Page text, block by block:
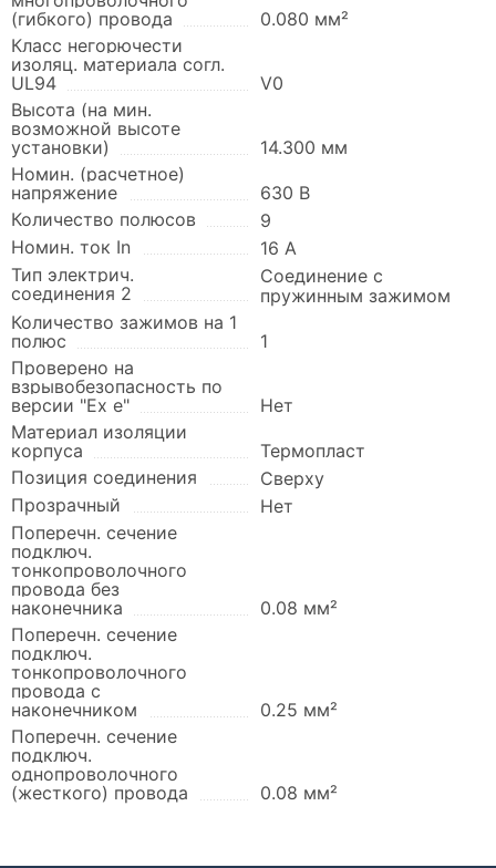
(гибкого) провода
0.080 мм²
Класс негорючести
изоляц. материала согл.
UL94
V0
Высота (на мин.
возможной высоте
установки)
14.300 мм
Номин. (расчетное)
напряжение
630 В
Количество полюсов
9
Номин. ток In
16 А
Тип электрич.
соединения 2
Соединение с
пружинным зажимом
Количество зажимов на 1
полюс
1
Проверено на
взрывобезопасность по
версии "Ex e"
Нет
Материал изоляции
корпуса
Термопласт
Позиция соединения
Сверху
Прозрачный
Нет
Поперечн. сечение
подключ.
тонкопроволочного
провода без
наконечника
0.08 мм²
Поперечн. сечение
подключ.
тонкопроволочного
провода с
наконечником
0.25 мм²
Поперечн. сечение
подключ.
однопроволочного
(жесткого) провода
0.08 мм²